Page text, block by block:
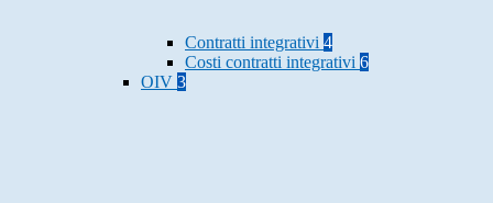
Contratti integrativi 4
Costi contratti integrativi 6
OIV 3